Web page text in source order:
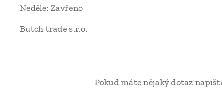
Neděle: Zavřeno
Butch trade s.r.o.
Pokud máte nějaký dotaz